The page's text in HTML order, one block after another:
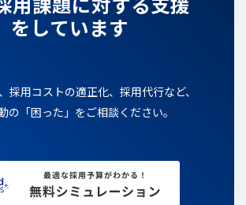
をしています
採用コストの適正化、採用代行など、
の「困った」をご相談ください。